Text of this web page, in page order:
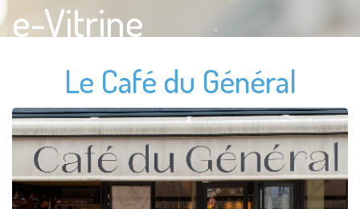
e-Vitrine
Le Café du Général